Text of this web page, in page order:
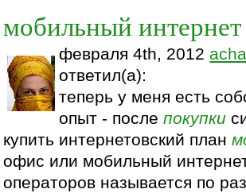
мобильный
февраля 4th, 2012
ответил(а):
теперь у меня есть
опыт - послепокупки
купить интернетовский план
офис или мобильный
операторов называется по